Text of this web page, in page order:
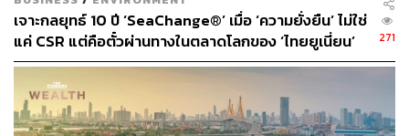
สำนักข่าว THE STANDARD
เจาะกลยุทธ์ 10 ปี ‘SeaChange®’ เมื่อ ‘ความยั่งยืน’ ไม่ใช่
แค่ CSR แต่คือตั๋วผ่านทางในตลาดโลกของ ‘ไทยยูเนี่ยน’
271